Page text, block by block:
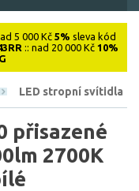
5 000 Kč 5% sleva kód
:: nad 20 000 Kč 10%
LED stropní svítidla
přisazené
2700K